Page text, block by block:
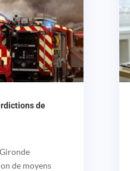
de
de moyens